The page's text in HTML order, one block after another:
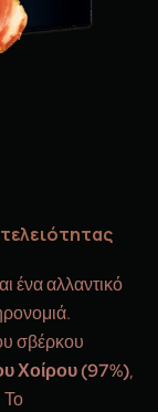
ένα αλλαντικό
σβέρκου
Χοίρου (97%),
Το